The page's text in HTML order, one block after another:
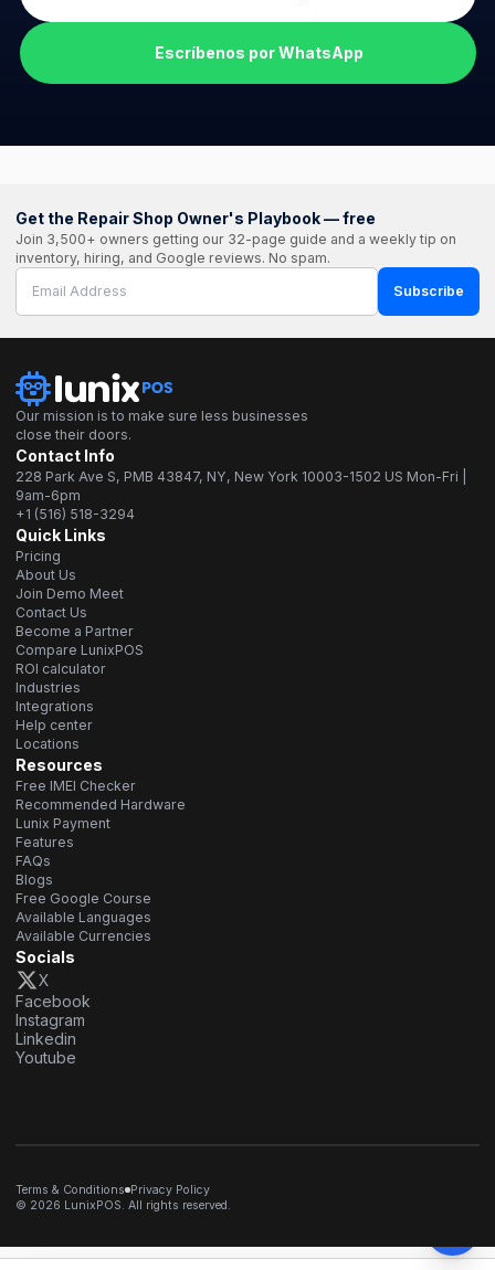
Escríbenos por WhatsApp
Get the Repair Shop Owner's Playbook — free
Join 3,500+ owners getting our 32-page guide and a weekly tip on
inventory, hiring, and Google reviews. No spam.
Subscribe
Our mission is to make sure less businesses
close their doors.
Contact Info
228 Park Ave S, PMB 43847, NY, New York 10003-1502 US Mon-Fri |
9am-6pm
+1 (516) 518-3294
Quick Links
Pricing
About Us
Join Demo Meet
Contact Us
Become a Partner
Compare LunixPOS
ROI calculator
Industries
Integrations
Help center
Locations
Resources
Free IMEI Checker
Recommended Hardware
Lunix Payment
Features
FAQs
Blogs
Free Google Course
Available Languages
Available Currencies
Socials
X
Facebook
Instagram
Linkedin
Youtube
© 2026 LunixPOS. All rights reserved.
Terms & Conditions Privacy Policy